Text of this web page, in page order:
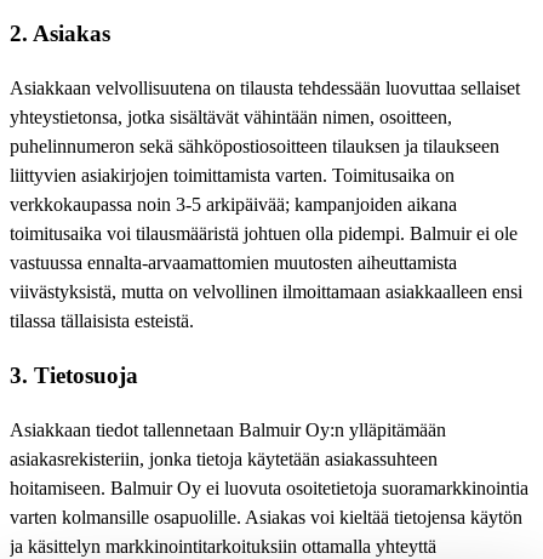
2. Asiakas
Asiakkaan velvollisuutena on tilausta tehdessään luovuttaa sellaiset
yhteystietonsa, jotka sisältävät vähintään nimen, osoitteen,
puhelinnumeron sekä sähköpostiosoitteen tilauksen ja tilaukseen
liittyvien asiakirjojen toimittamista varten. Toimitusaika on
verkkokaupassa noin 3-5 arkipäivää; kampanjoiden aikana
toimitusaika voi tilausmääristä johtuen olla pidempi. Balmuir ei ole
vastuussa ennalta-arvaamattomien muutosten aiheuttamista
viivästyksistä, mutta on velvollinen ilmoittamaan asiakkaalleen ensi
tilassa tällaisista esteistä.
3. Tietosuoja
Asiakkaan tiedot tallennetaan Balmuir Oy:n ylläpitämään
asiakasrekisteriin, jonka tietoja käytetään asiakassuhteen
hoitamiseen. Balmuir Oy ei luovuta osoitetietoja suoramarkkinointia
varten kolmansille osapuolille. Asiakas voi kieltää tietojensa käytön
ja käsittelyn markkinointitarkoituksiin ottamalla yhteyttä